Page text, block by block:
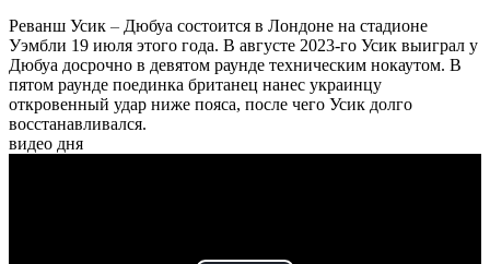
Реванш Усик – Дюбуа состоится в Лондоне на стадионе
Уэмбли 19 июля этого года. В августе 2023-го Усик выиграл у
Дюбуа досрочно в девятом раунде техническим нокаутом. В
пятом раунде поединка британец нанес украинцу
откровенный удар ниже пояса, после чего Усик долго
восстанавливался.
видео дня